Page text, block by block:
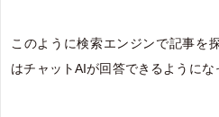
このように検索エンジンで記事を
はチャットAIが回答できるようにな